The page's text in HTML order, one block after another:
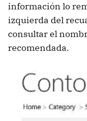
información lo
izquierda del
consultar el
recomendada.